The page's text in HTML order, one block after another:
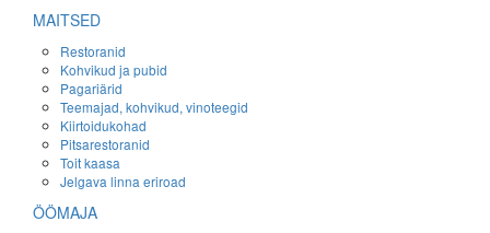
MAITSED
Restoranid
Kohvikud ja pubid
Pagariärid
Teemajad, kohvikud, vinoteegid
Kiirtoidukohad
Pitsarestoranid
Toit kaasa
Jelgava linna eriroad
ÖÖMAJA